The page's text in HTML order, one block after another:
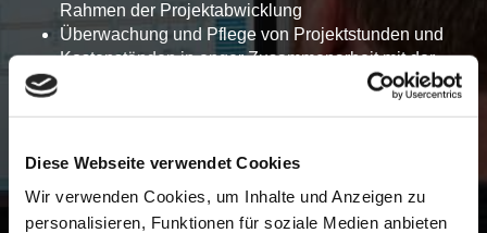
Diese Webseite verwendet Cookies
Wir verwenden Cookies, um Inhalte und Anzeigen zu
personalisieren, Funktionen für soziale Medien anbieten
Rahmen der Projektabwicklung
Überwachung und Pflege von Projektstunden und
Kostenständen in enger Zusammenarbeit mit der
Allgemeine Übernahme vielfältiger organisatorischer
(Bearbeitungdes Posteingangs, Annahme und
…)